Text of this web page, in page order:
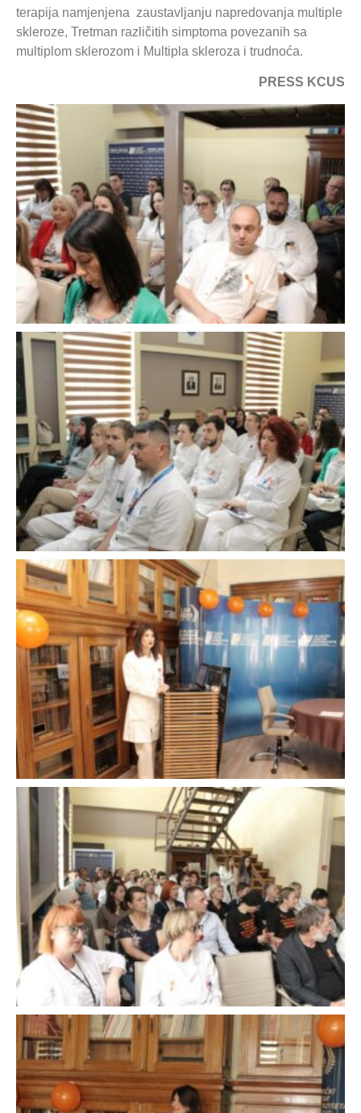
terapija namjenjena zaustavljanju napredovanja multiple
skleroze, Tretman različitih simptoma povezanih sa
multiplom sklerozom i Multipla skleroza i trudnoća.
PRESS KCUS